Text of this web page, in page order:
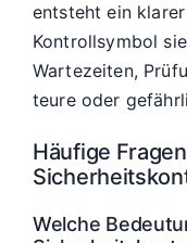
entsteht ein
Kontrollsymbol
Wartezeiten,
teure oder
Häufige
Welche